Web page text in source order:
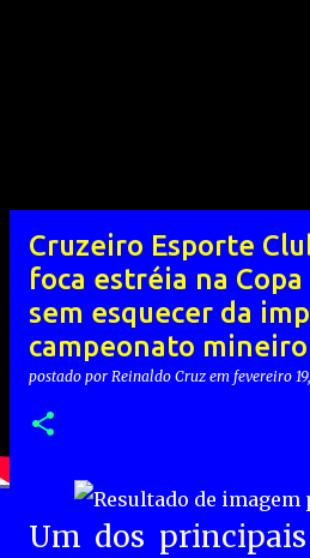
Cruzeiro Esporte
foca estréia na
sem esquecer da
campeonato mineiro
postado por Reinaldo Cruz em fevereiro
Um dos